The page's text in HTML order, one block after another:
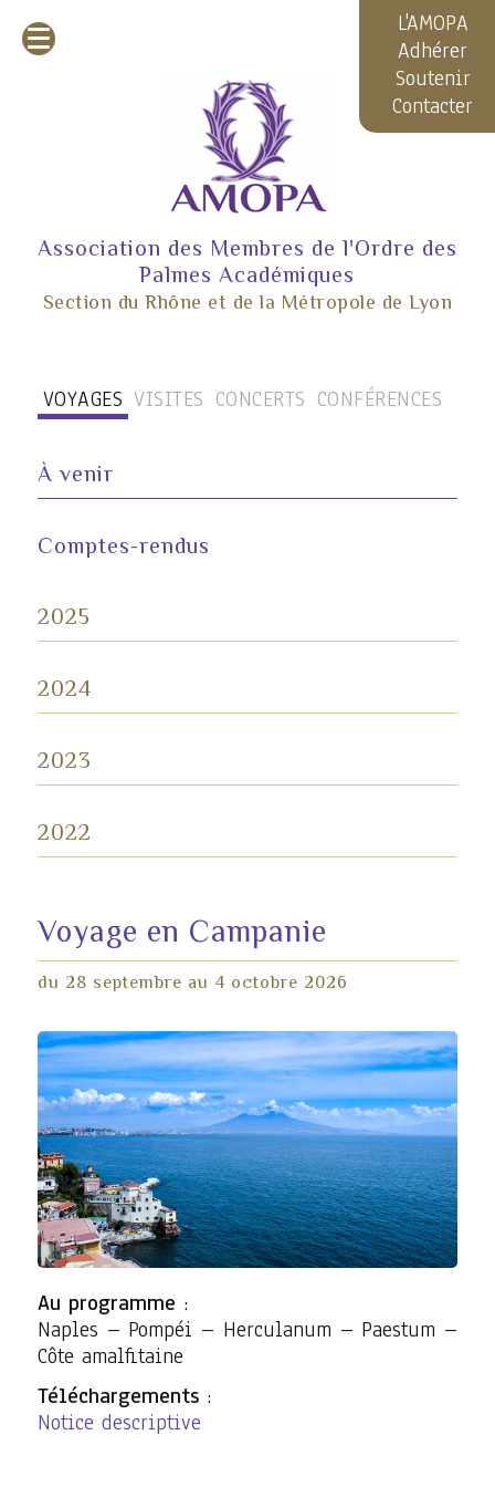
L'AMOPA
Adhérer
Soutenir
Contacter
Association des Membres de l'Ordre des
Palmes Académiques
Section du Rhône et de la Métropole de Lyon
VOYAGES VISITES CONCERTS CONFÉRENCES
À venir
Comptes-rendus
2025
2024
2023
2022
Voyage en Campanie
du 28 septembre au 4 octobre 2026
Au programme :
Naples – Pompéi – Herculanum – Paestum –
Côte amalfitaine
Téléchargements:
Notice descriptive